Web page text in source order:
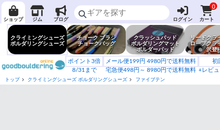
ショップ ジム ブログ ログイン
0
カート
クライミングシューズ
ボルダリングシューズ
チョーク ブラシ
チョークバッグ
クラッシュパッド
ボルダリングマット
ボルダーパッド
リードクラ
ロープクラ
沢登
ポイント3倍
8/31まで
メール便199円 4980円で送料無料
宅急便498円～ 8980円で送料無料
初
+レビ
トップ クライミングシューズ ボルダリングシューズ ファイブテン